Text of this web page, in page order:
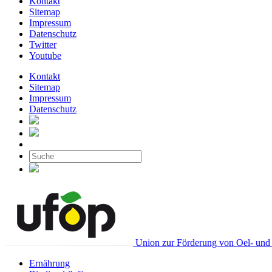
Sitemap
Impressum
Datenschutz
Twitter
Youtube
Kontakt
Sitemap
Impressum
Datenschutz
Union zur Förderung von Oel-
Ernährung